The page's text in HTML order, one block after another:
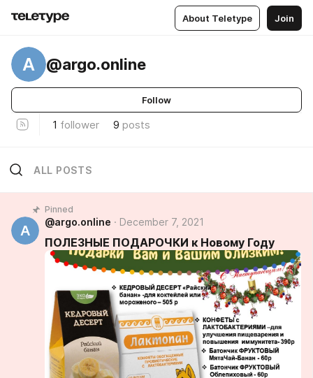
About Teletype Join
A @argo.online
Follow
1 follower 9 posts
ALL POSTS
Pinned
A
@argo.online December 7, 2021
ПОЛЕЗНЫЕ ПОДАРОЧКИ к Новому Году